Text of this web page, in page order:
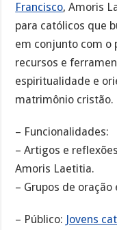
Francisco, Amoris
para católicos que
em conjunto com o
recursos e
espiritualidade e
matrimônio cristão.
– Funcionalidades:
– Artigos e
Amoris Laetitia.
– Grupos de
– Público: Jovens